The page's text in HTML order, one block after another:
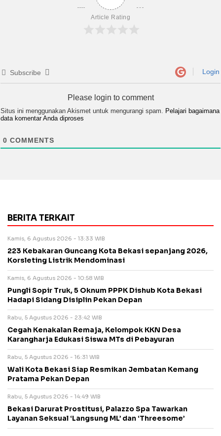
Article Rating
Subscribe Login
Please login to comment
Situs ini menggunakan Akismet untuk mengurangi spam.
Pelajari bagaimana
data komentar Anda diproses
0 COMMENTS
BERITA TERKAIT
Kamis, 6 Agustus 2026 - 13:33 WIB
223 Kebakaran Guncang Kota Bekasi sepanjang 2026,
Korsleting Listrik Mendominasi
Kamis, 6 Agustus 2026 - 10:58 WIB
Pungli Sopir Truk, 5 Oknum PPPK Dishub Kota Bekasi
Hadapi Sidang Disiplin Pekan Depan
Rabu, 5 Agustus 2026 - 23:42 WIB
Cegah Kenakalan Remaja, Kelompok KKN Desa
Karangharja Edukasi Siswa MTs di Pebayuran
Rabu, 5 Agustus 2026 - 16:31 WIB
Wali Kota Bekasi Siap Resmikan Jembatan Kemang
Pratama Pekan Depan
Rabu, 5 Agustus 2026 - 14:49 WIB
Bekasi Darurat Prostitusi, Palazzo Spa Tawarkan
Layanan Seksual ‘Langsung ML’ dan ‘Threesome’